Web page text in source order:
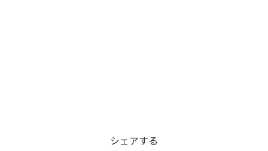
シェアする